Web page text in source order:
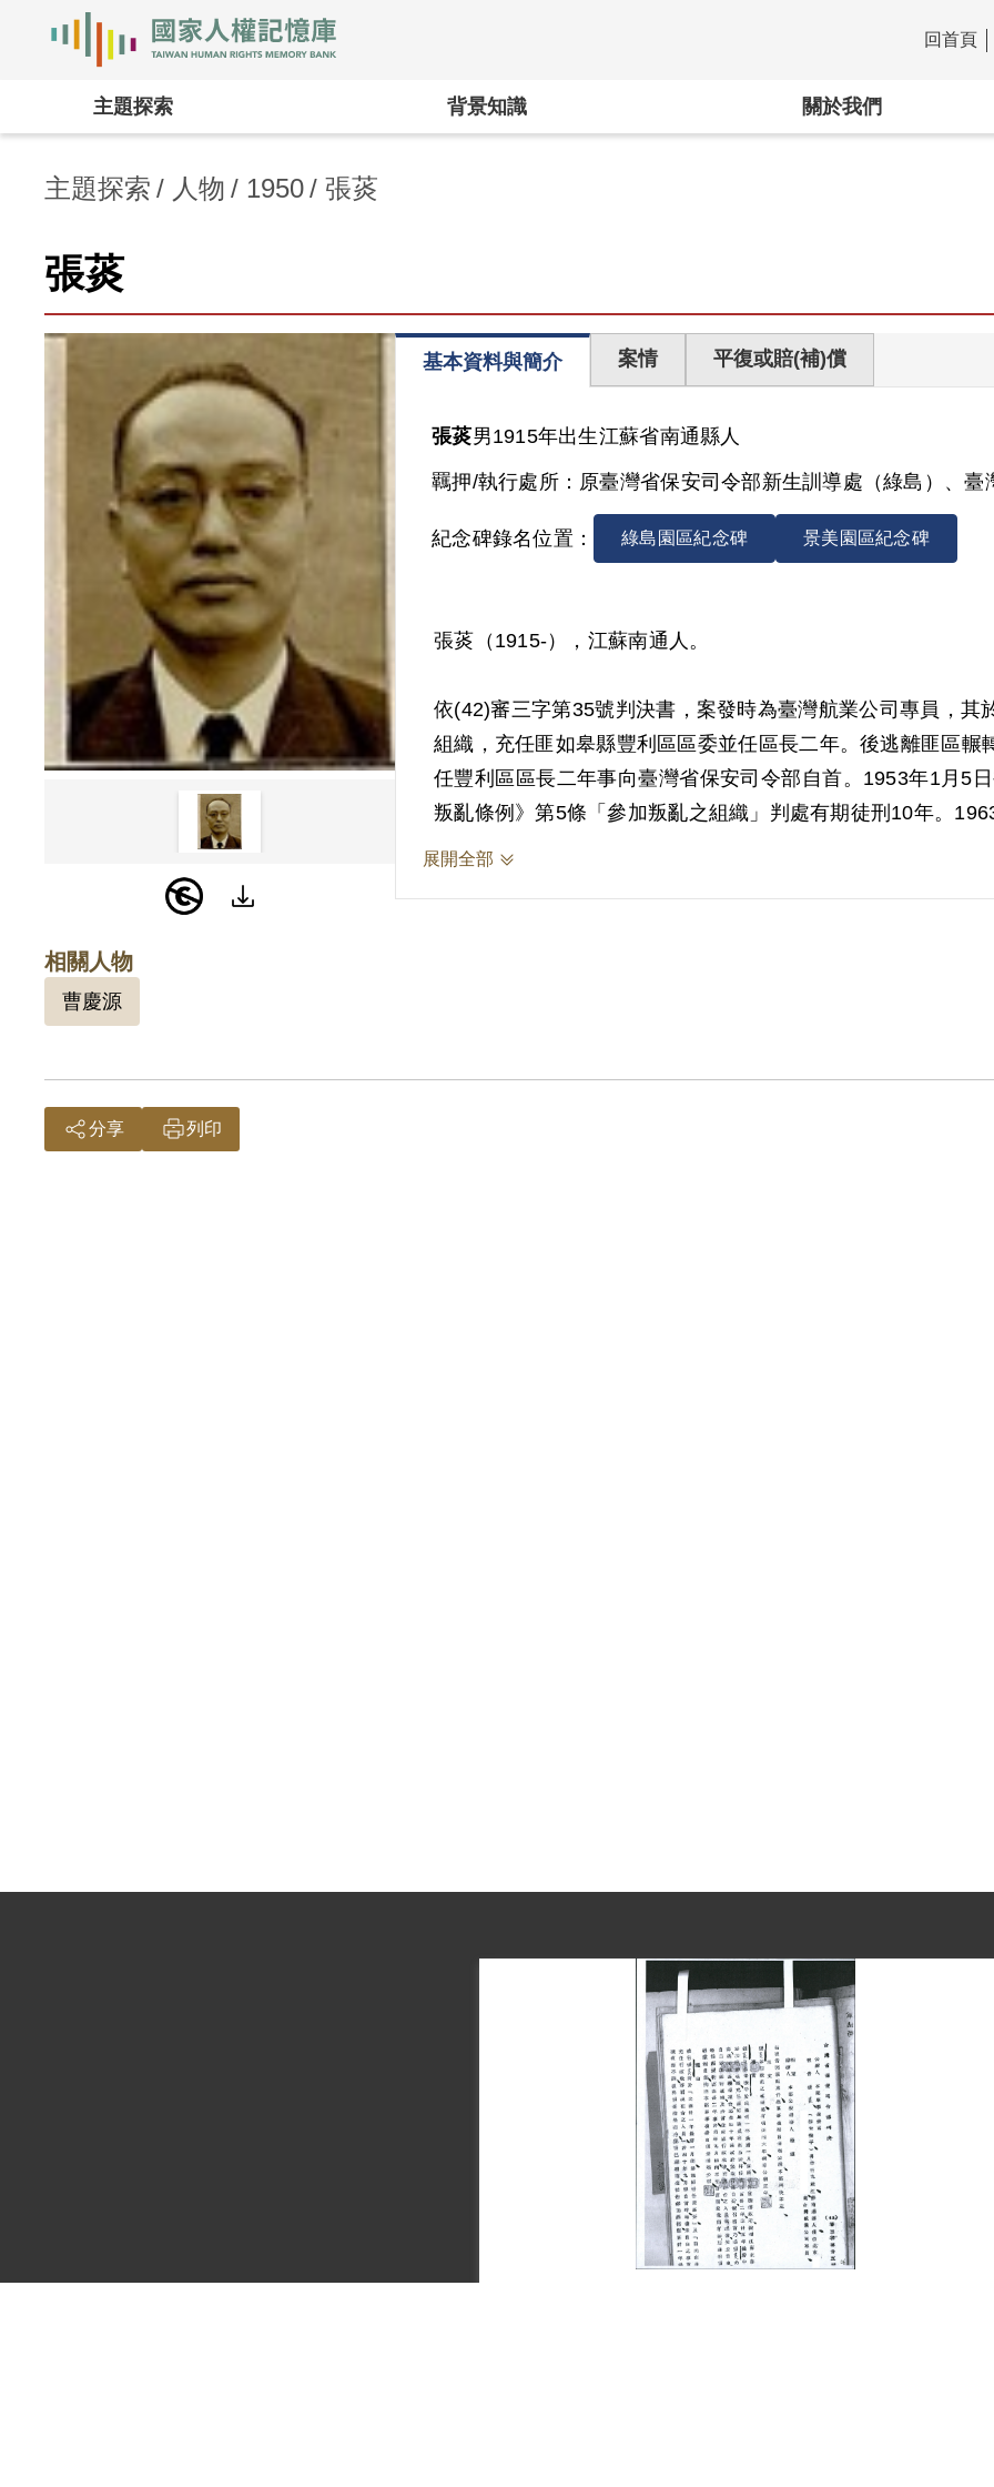
:::
回首頁
主題探索 背景知識 關於我們
主題探索 人物 1950 張菼
張菼
基本資料與簡介 案情 平復或賠(補)償
張菼男1915年出生江蘇省南通縣人
羈押/執行處所： 原臺灣省保安司令部新生訓導處（綠島）、
紀念碑錄名位置： 綠島園區紀念碑 景美園區紀念碑
張菼（1915-），江蘇南通人。
依(42)審三字第35號判決書，案發時為臺灣航業公司專員，
組織，充任匪如皋縣豐利區區委並任區長二年。後逃離匪區
任豐利區區長二年事向臺灣省保安司令部自首。1953年1月5
叛亂條例》第5條「參加叛亂之組織」判處有期徒刑10年。
展開全部
相關人物
曹慶源
分享 列印